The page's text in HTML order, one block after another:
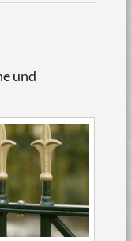
und